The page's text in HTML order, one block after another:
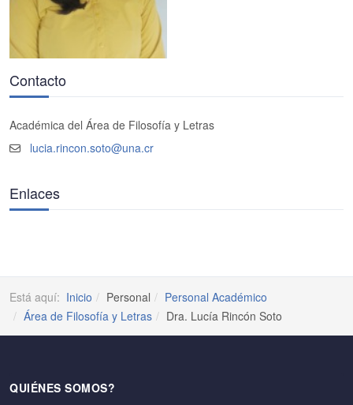
Contacto
Académica del Área de Filosofía y Letras
lucia.rincon.soto@una.cr
Enlaces
Está aquí: Inicio Personal
Personal Académico
Área de Filosofía y Letras
Dra. Lucía Rincón Soto
QUIÉNES SOMOS?